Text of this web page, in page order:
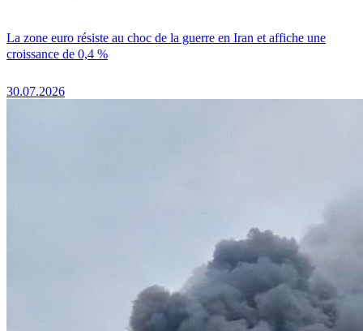
La zone euro résiste au choc de la guerre en Iran et affiche une
croissance de 0,4 %
30.07.2026